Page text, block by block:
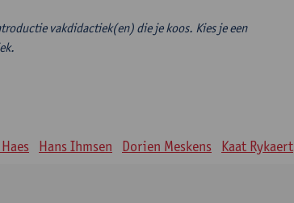
vakdidactiek(en) die je koos. Kies je een
Hans Ihmsen Dorien Meskens Kaat Rykaert